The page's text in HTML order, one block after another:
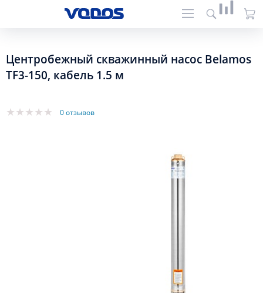
Центробежный скважинный насос Belamos
TF3-150, кабель 1.5 м
0 отзывов